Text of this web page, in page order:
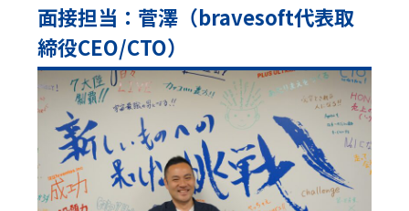
面接担当：菅澤（bravesoft代表取
締役CEO/CTO）